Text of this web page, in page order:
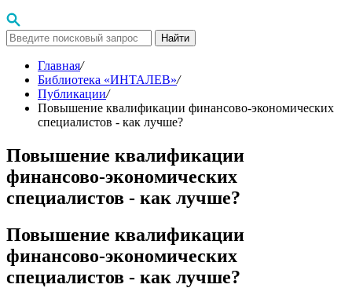
Найти
Главная/
Библиотека «ИНТАЛЕВ»/
Публикации/
Повышение квалификации финансово-экономических
специалистов - как лучше?
Повышение квалификации
финансово-экономических
специалистов - как лучше?
Повышение квалификации
финансово-экономических
специалистов - как лучше?